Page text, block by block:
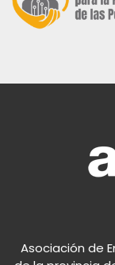
Asociación de